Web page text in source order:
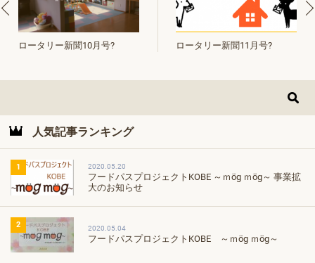
ロータリー新聞10月号? ロータリー新聞11月号?
人気記事ランキング
1 2020.05.20
フードパスプロジェクトKOBE ～ｍög ｍög～ 事業拡
大のお知らせ
2 2020.05.04
フードパスプロジェクトKOBE ～ｍög ｍög～